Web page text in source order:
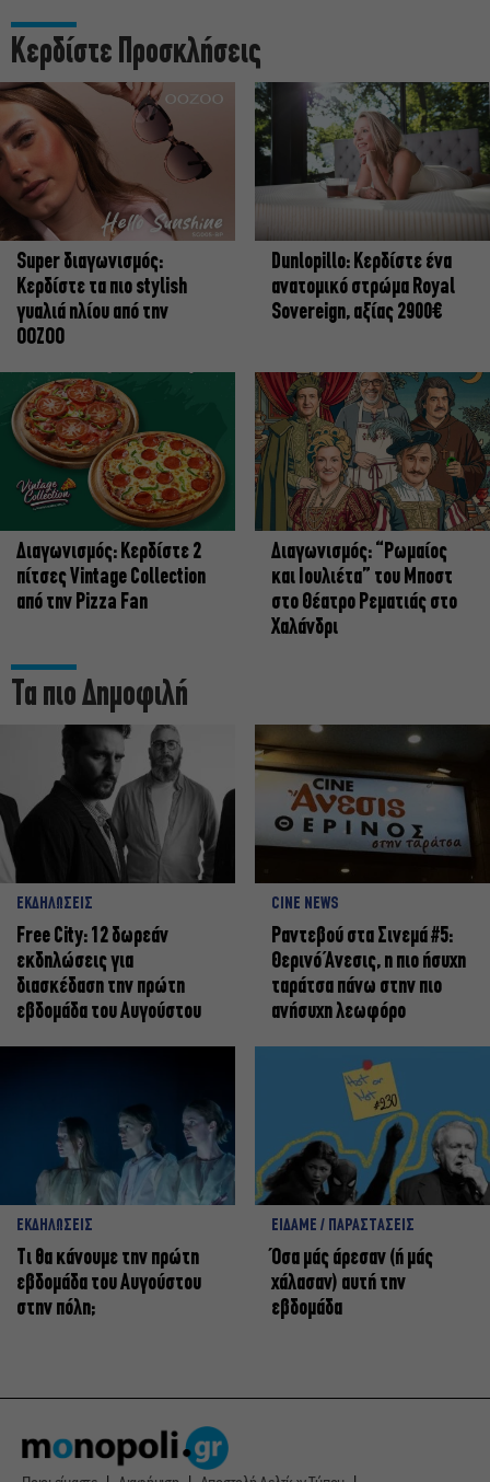
Κερδίστε Προσκλήσεις
Super διαγωνισμός:
Κερδίστε τα πιο stylish
γυαλιά ηλίου από την
OOZOO
Dunlopillo: Κερδίστε ένα
ανατομικό στρώμα Royal
Sovereign, αξίας 2900€
Διαγωνισμός: Κερδίστε 2
πίτσες Vintage Collection
από την Pizza Fan
Διαγωνισμός: “Ρωμαίος
και Ιουλιέτα” του Μποστ
στο Θέατρο Ρεματιάς στο
Χαλάνδρι
Τα πιο Δημοφιλή
ΕΚΔΗΛΩΣΕΙΣ
Free City: 12 δωρεάν
εκδηλώσεις για
διασκέδαση την πρώτη
εβδομάδα του Αυγούστου
CINE NEWS
Ραντεβού στα Σινεμά #5:
Θερινό Άνεσις, η πιο ήσυχη
ταράτσα πάνω στην πιο
ανήσυχη λεωφόρο
ΕΚΔΗΛΩΣΕΙΣ
Τι θα κάνουμε την πρώτη
εβδομάδα του Αυγούστου
στην πόλη;
ΕΙΔΑΜΕ / ΠΑΡΑΣΤΑΣΕΙΣ
Όσα μάς άρεσαν (ή μάς
χάλασαν) αυτή την
εβδομάδα